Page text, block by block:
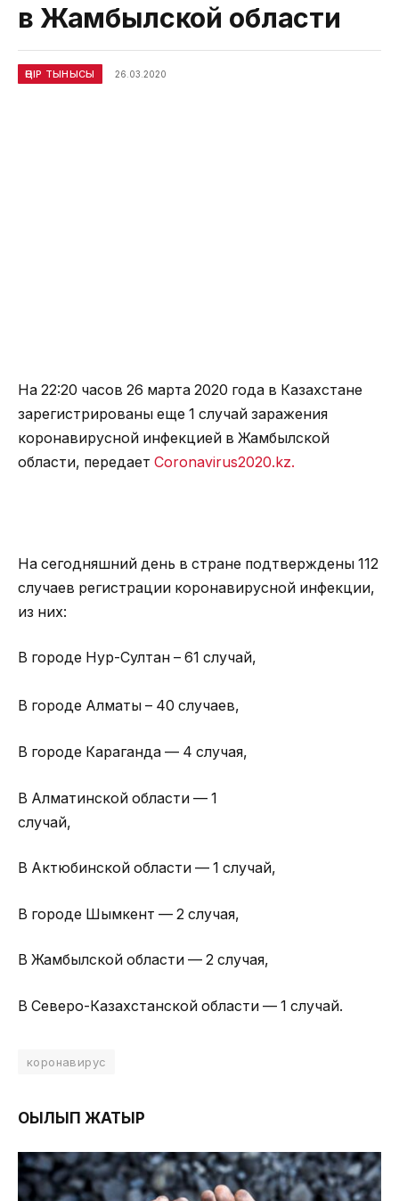
в Жамбылской области
ӨҢІР ТЫНЫСЫ 26.03.2020
На 22:20 часов 26 марта 2020 года в Казахстане
зарегистрированы еще 1 случай заражения
коронавирусной инфекцией в Жамбылской
области, передает Сoronavirus2020.kz.
На сегодняшний день в стране подтверждены 112
случаев регистрации коронавирусной инфекции,
из них:
В городе Нур-Султан – 61 случай,
В городе Алматы – 40 случаев,
В городе Караганда — 4 случая,
В Алматинской области — 1
случай,
В Актюбинской области — 1 случай,
В городе Шымкент — 2 случая,
В Жамбылской области — 2 случая,
В Северо-Казахстанской области — 1 случай.
коронавирус
ОҚЫЛЫП ЖАТЫР